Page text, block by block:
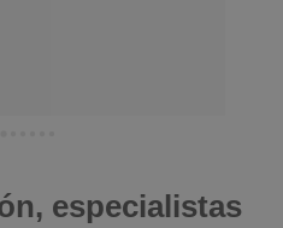
especialistas